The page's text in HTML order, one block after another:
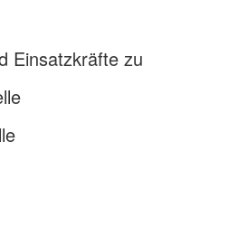
Einsatzkräfte zu